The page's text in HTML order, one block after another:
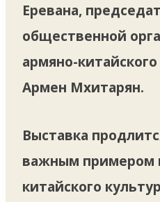
Еревана,
общественной
армяно-
Армен Мхитарян.
Выставка
важным примером
китайского